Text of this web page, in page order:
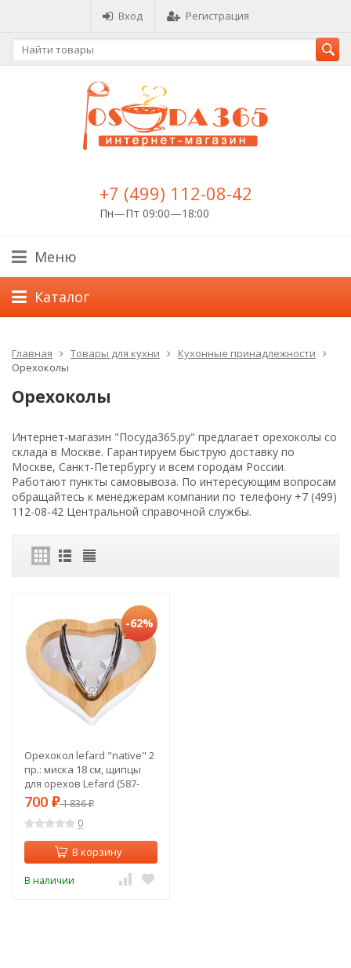
Вход Регистрация
+7 (499) 112-08-42
Пн—Пт 09:00—18:00
Меню
Каталог
Главная Товары для кухни
Кухонные принадлежности
Орехоколы
Орехоколы
Интернет-магазин "Посуда365.ру" предлагает орехоколы со
склада в Москве. Гарантируем быструю доставку по
Москве, Санкт-Петербургу и всем городам России.
Работают пункты самовывоза. По интересующим вопросам
обращайтесь к менеджерам компании по телефону +7 (499)
112-08-42 Центральной справочной службы.
-62%
Орехокол lefard "native" 2
пр.: миска 18 см, щипцы
для орехов Lefard (587-
174)
700 ₽1 836₽
0
В корзину
В наличии